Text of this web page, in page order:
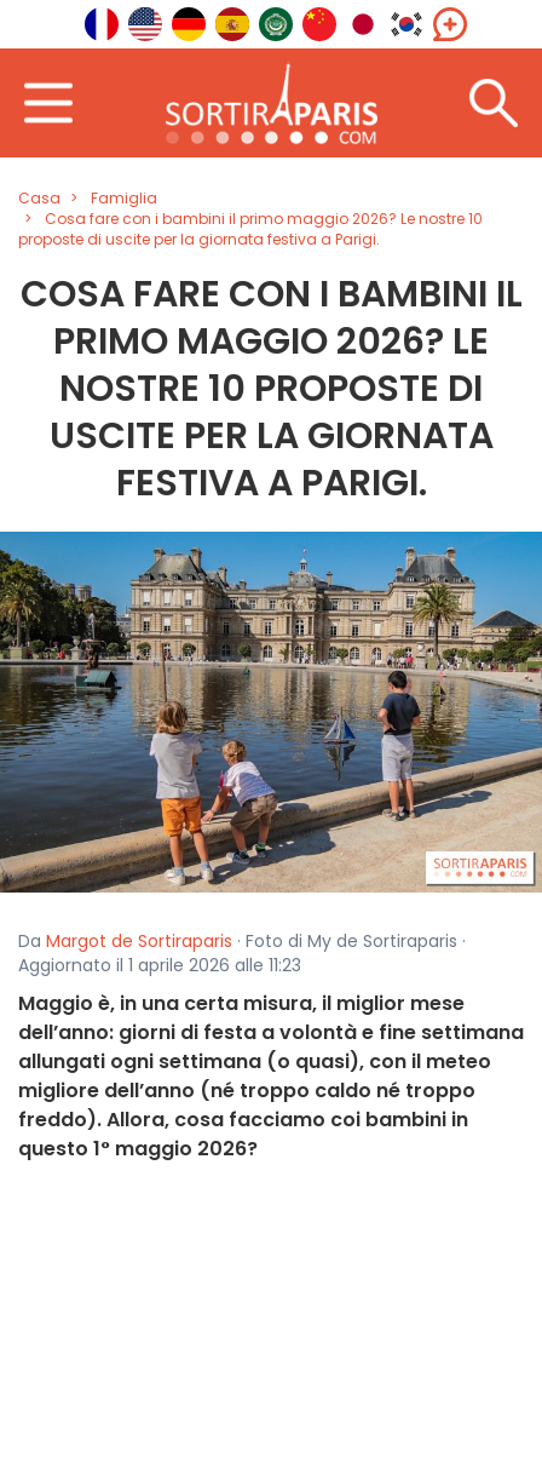
Casa
Famiglia
Cosa fare con i bambini il primo maggio 2026? Le nostre 10
proposte di uscite per la giornata festiva a Parigi.
COSA FARE CON I BAMBINI IL
PRIMO MAGGIO 2026? LE
NOSTRE 10 PROPOSTE DI
USCITE PER LA GIORNATA
FESTIVA A PARIGI.
Da Margot de Sortiraparis · Foto di My de Sortiraparis ·
Aggiornato il 1 aprile 2026 alle 11:23
Maggio è, in una certa misura, il miglior mese
dell’anno: giorni di festa a volontà e fine settimana
allungati ogni settimana (o quasi), con il meteo
migliore dell’anno (né troppo caldo né troppo
freddo). Allora, cosa facciamo coi bambini in
questo 1° maggio 2026?